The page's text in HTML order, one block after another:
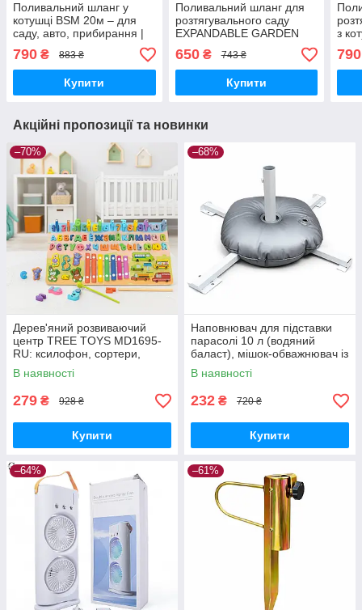
Поливальний шланг у
котушці BSM 20м – для
саду, авто, прибирання |
Гнучкий та міцний
790 ₴ 883 ₴
Купити
Поливальний шланг для
розтягувального саду
EXPANDABLE GARDEN
HOSE K-50FT (15 м) із
розпилювачем і
перехідником
650₴ 743 ₴
Купити
з
790
Акційні пропозиції та новинки
–70%
Дерев'яний розвиваючий
центр TREE TOYS MD1695-
RU: ксилофон, сортери,
рибальство, 10 рибок
В наявності
279 ₴ 928 ₴
Купити
–68%
Наповнювач для підставки
парасолі 10 л (водяний
баласт), мішок-обважнювач із
клапаном
В наявності
232 ₴ 720 ₴
Купити
–64% –61%